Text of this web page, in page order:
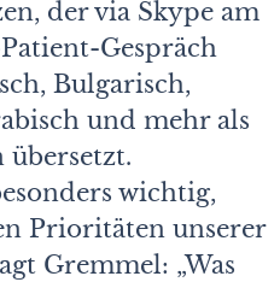
der via Skype am
Gespräch
Bulgarisch,
und mehr als
übersetzt.
wichtig,
Prioritäten unserer
Gremmel: „Was